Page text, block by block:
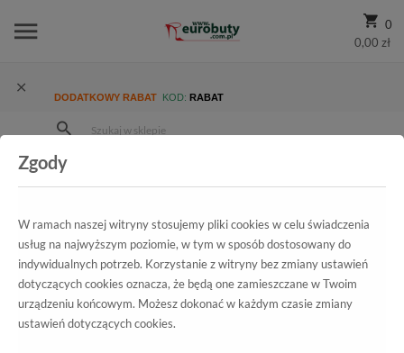
0
0,00 zł
DODATKOWY RABAT KOD: RABAT
Ekskluzywne
Kolekcja
Damskie
Wszystkie produkty
Zgody
W ramach naszej witryny stosujemy pliki cookies w celu świadczenia
usług na najwyższym poziomie, w tym w sposób dostosowany do
indywidualnych potrzeb. Korzystanie z witryny bez zmiany ustawień
dotyczących cookies oznacza, że będą one zamieszczane w Twoim
urządzeniu końcowym. Możesz dokonać w każdym czasie zmiany
ustawień dotyczących cookies.